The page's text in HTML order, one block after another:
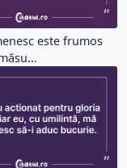
este frumos